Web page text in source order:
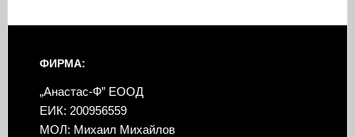
ФИРМА:
„Анастас-Ф” ЕООД
ЕИК: 200956559
МОЛ: Михаил Михайлов